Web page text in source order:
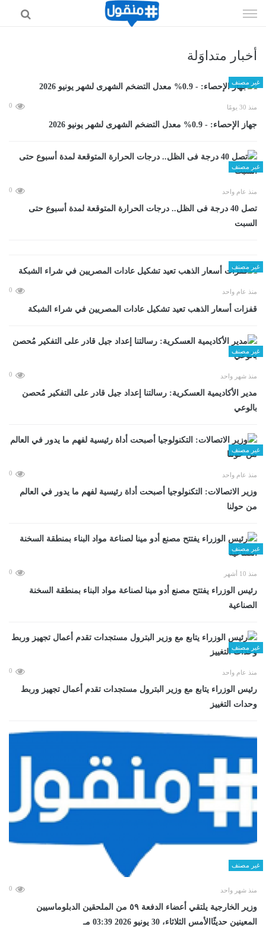
الى
أخبار متداوَلة
غير مصنف
منذ 30 يومًا 0
جهاز الإحصاء: - 0.9% معدل التضخم الشهرى لشهر يونيو 2026
غير مصنف
منذ عام واحد 0
تصل 40 درجة فى الظل.. درجات الحرارة المتوقعة لمدة أسبوع حتى
السبت
غير مصنف
منذ عام واحد 0
قفزات أسعار الذهب تعيد تشكيل عادات المصريين في شراء الشبكة
غير مصنف
منذ شهر واحد 0
مدير الأكاديمية العسكرية: رسالتنا إعداد جيل قادر على التفكير مُحصن
بالوعي
غير مصنف
منذ عام واحد 0
وزير الاتصالات: التكنولوجيا أصبحت أداة رئيسية لفهم ما يدور في العالم
من حولنا
غير مصنف
منذ 10 أشهر 0
رئيس الوزراء يفتتح مصنع أدو مينا لصناعة مواد البناء بمنطقة السخنة
الصناعية
غير مصنف
منذ عام واحد 0
رئيس الوزراء يتابع مع وزير البترول مستجدات تقدم أعمال تجهيز وربط
وحدات التغييز
غير مصنف
منذ شهر واحد 0
وزير الخارجية يلتقي أعضاء الدفعة ٥٩ من الملحقين الدبلوماسيين
المعينين حديثًاالأمس الثلاثاء، 30 يونيو 2026 03:39 مـ